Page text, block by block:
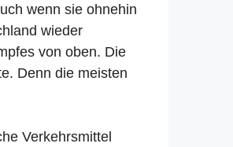
wenn sie ohnehin
wieder
von oben. Die
Denn die meisten
Verkehrsmittel